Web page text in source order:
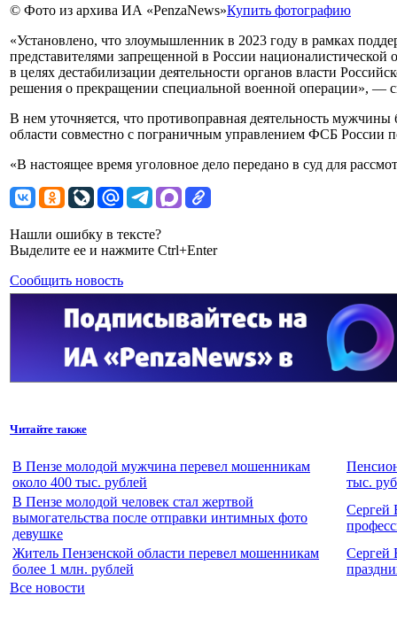
© Фото из архива ИА «PenzaNews»Купить фотографию
«Установлено, что злоумышленник в 2023 году в рамках
представителями запрещенной в России националистической
в целях дестабилизации деятельности органов власти
решения о прекращении специальной военной операции», —
В нем уточняется, что противоправная деятельность
области совместно с пограничным управлением ФСБ России
«В настоящее время уголовное дело передано в суд для
Нашли ошибку в тексте?
Выделите ее и нажмите Ctrl+Enter
Сообщить новость
Читайте также
В Пензе молодой мужчина перевел мошенникам
около 400 тыс. рублей
тыс.
В Пензе молодой человек стал жертвой
вымогательства после отправки интимных фото
девушке
Сергей
Житель Пензенской области перевел мошенникам
более 1 млн. рублей
Сергей
Все новости